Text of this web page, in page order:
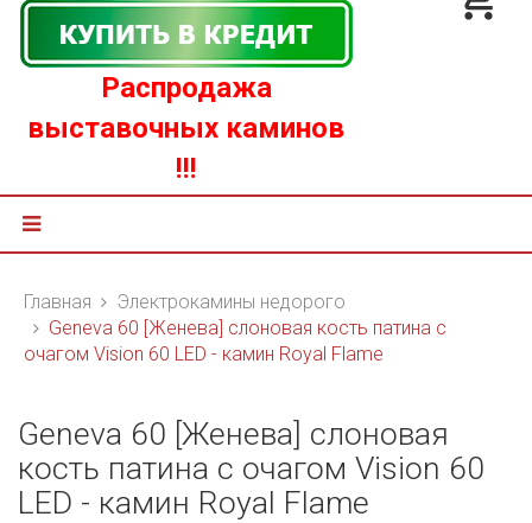
Распродажа
выставочных каминов
!!!
Главная
Электрокамины недорого
Geneva 60 [Женева] слоновая кость патина с
очагом Vision 60 LED - камин Royal Flame
Geneva 60 [Женева] слоновая
кость патина с очагом Vision 60
LED - камин Royal Flame